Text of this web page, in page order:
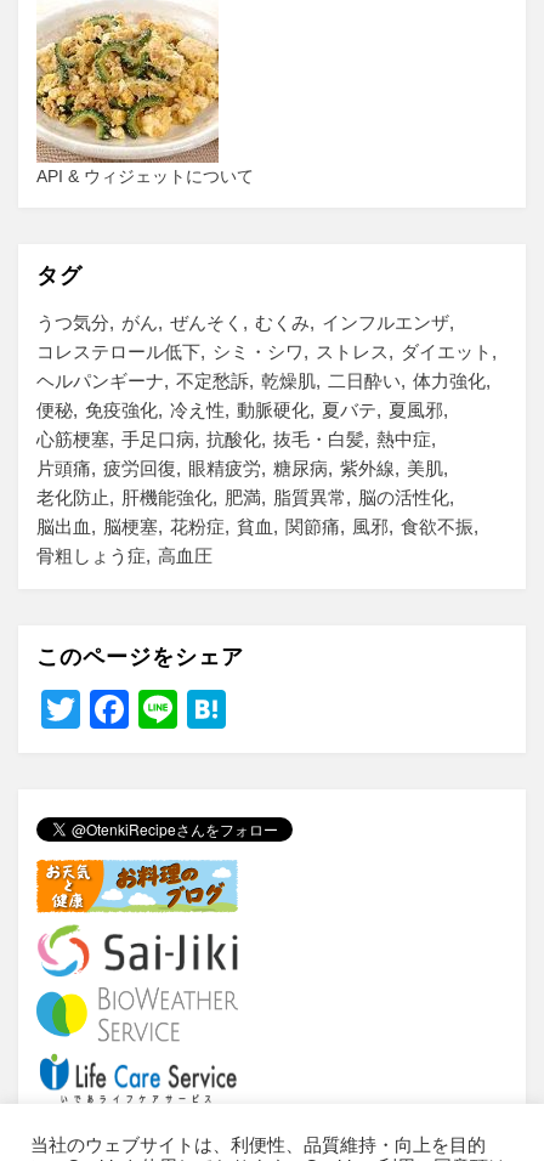
API & ウィジェットについて
タグ
うつ気分 がん ぜんそく むくみ
インフルエンザ
コレステロール低下
シミ・シワ ストレス
ダイエット
ヘルパンギーナ
不定愁訴 乾燥肌 二日酔い
体力強化
便秘 免疫強化 冷え性 動脈硬化 夏バテ
夏風邪
心筋梗塞 手足口病 抗酸化 抜毛・白髪 熱中症
片頭痛
疲労回復 眼精疲労 糖尿病 紫外線
美肌
老化防止
肝機能強化 肥満 脂質異常
脳の活性化
脳出血
脳梗塞 花粉症 貧血 関節痛 風邪 食欲不振
骨粗しょう症
高血圧
このページをシェア
T
er
F
e
b
o
o
k
Li
n
a
当社のウェブサイトは、利便性、品質維持・向上を目的